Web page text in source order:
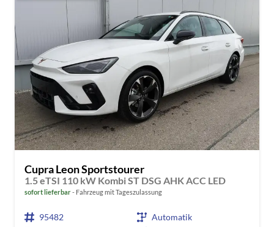
Cupra Leon Sportstourer
1.5 eTSI 110 kW Kombi ST DSG AHK ACC LED
sofort lieferbar Fahrzeug mit Tageszulassung
95482
Automatik